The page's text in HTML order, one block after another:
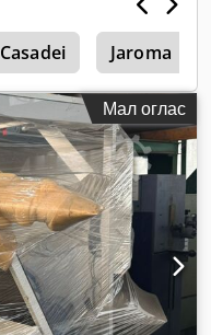
Casadei Jaroma
Мал оглас